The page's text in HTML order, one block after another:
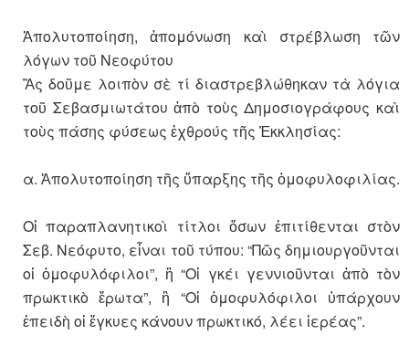
Ἀπολυτοποίηση, ἀπομόνωση καὶ στρέβλωση τῶν
λόγων τοῦ Νεοφύτου
Ἂς δοῦμε λοιπὸν σὲ τί διαστρεβλώθηκαν τὰ λόγια
τοῦ Σεβασμιωτάτου ἀπὸ τοὺς Δημοσιογράφους καὶ
τοὺς πάσης φύσεως ἐχθρούς τῆς Ἐκκλησίας:
α. Ἀπολυτοποίηση τῆς ὕπαρξης τῆς ὁμοφυλοφιλίας.
Οἱ παραπλανητικοὶ τίτλοι ὅσων ἐπιτίθενται στὸν
Σεβ. Νεόφυτο, εἶναι τοῦ τύπου: “Πῶς δημιουργοῦνται
οἱ ὁμοφυλόφιλοι”, ἢ “Οἱ γκέι γεννιοῦνται ἀπὸ τὸν
πρωκτικὸ ἔρωτα”, ἢ “Οἱ ὁμοφυλόφιλοι ὑπάρχουν
ἐπειδὴ οἱ ἔγκυες κάνουν πρωκτικό, λέει ἱερέας”.